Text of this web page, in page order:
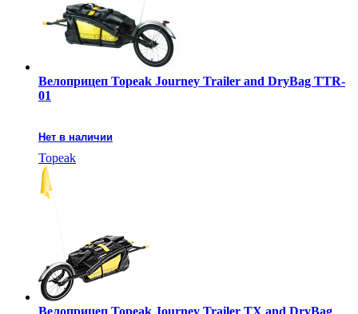
Велоприцеп Topeak Journey Trailer and DryBag TTR-
01
Нет в наличии
Topeak